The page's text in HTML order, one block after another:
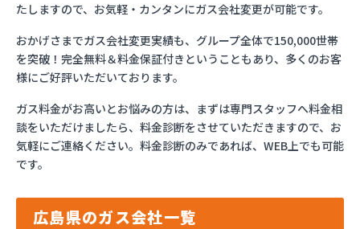
たしますので、お気軽・カンタンにガス会社変更が可能です。
おかげさまでガス会社変更実績も、グループ全体で150,000世帯
を突破！完全無料＆料金保証付きということもあり、多くのお客
様にご好評いただいております。
ガス料金がお高いとお悩みの方は、まずは専門スタッフへ料金相
談をいただけましたら、料金診断をさせていただきますので、お
気軽にご連絡ください。料金診断のみであれば、WEB上でも可能
です。
広島県のガス会社一覧